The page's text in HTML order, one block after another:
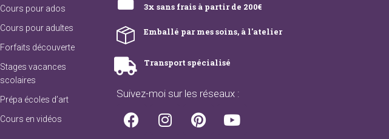
Cours pour ados
Cours pour adultes
Forfaits découverte
Stages vacances
scolaires
Prépa écoles d’art
Cours en vidéos
3x sans frais à partir de 200€
Emballé par mes soins, à l'atelier
Transport spécialisé
Suivez-moi sur les réseaux :